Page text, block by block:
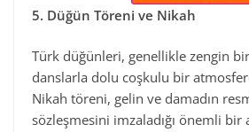
5. Düğün Töreni ve Nikah
Türk düğünleri, genellikle zengin
danslarla dolu coşkulu bir
Nikah töreni, gelin ve damadın
sözleşmesini imzaladığı önemli bir